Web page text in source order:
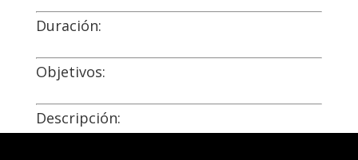
Duración:
Objetivos:
Descripción: